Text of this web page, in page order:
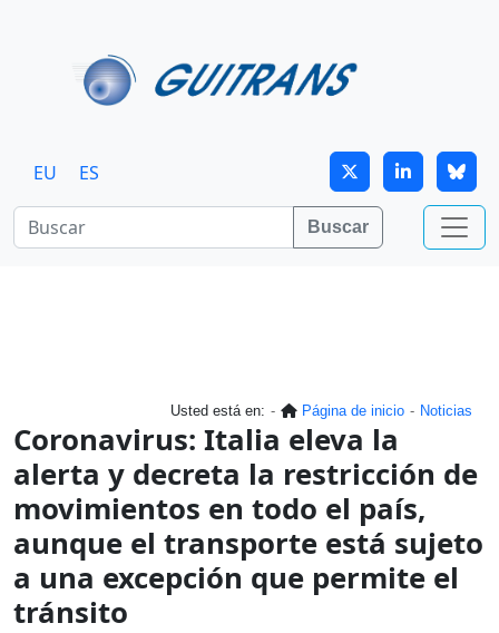
EU ES
Buscar
Usted está en: Página de inicio Noticias
Coronavirus: Italia eleva la
alerta y decreta la restricción de
movimientos en todo el país,
aunque el transporte está sujeto
a una excepción que permite el
tránsito